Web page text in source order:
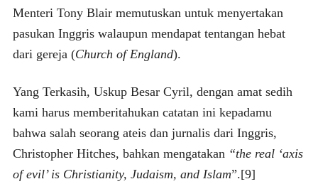
Menteri Tony Blair memutuskan untuk menyertakan
pasukan Inggris walaupun mendapat tentangan hebat
dari gereja (Church of England).
Yang Terkasih, Uskup Besar Cyril, dengan amat sedih
kami harus memberitahukan catatan ini kepadamu
bahwa salah seorang ateis dan jurnalis dari Inggris,
Christopher Hitches, bahkan mengatakan “the real ‘axis
of evil’ is Christianity, Judaism, and Islam”.[9]